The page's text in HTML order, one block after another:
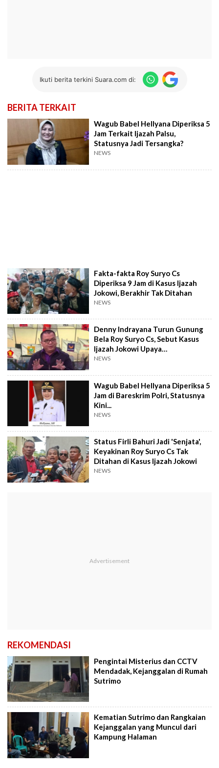
Ikuti berita terkini Suara.com di:
BERITA TERKAIT
Wagub Babel Hellyana Diperiksa 5
Jam Terkait Ijazah Palsu,
Statusnya Jadi Tersangka?
NEWS
Fakta-fakta Roy Suryo Cs
Diperiksa 9 Jam di Kasus Ijazah
Jokowi, Berakhir Tak Ditahan
NEWS
Denny Indrayana Turun Gunung
Bela Roy Suryo Cs, Sebut Kasus
Ijazah Jokowi Upaya
Pembungkaman Kritis
NEWS
Wagub Babel Hellyana Diperiksa 5
Jam di Bareskrim Polri, Statusnya
Kini...
NEWS
Status Firli Bahuri Jadi 'Senjata',
Keyakinan Roy Suryo Cs Tak
Ditahan di Kasus Ijazah Jokowi
NEWS
REKOMENDASI
Pengintai Misterius dan CCTV
Mendadak, Kejanggalan di Rumah
Sutrimo
Kematian Sutrimo dan Rangkaian
Kejanggalan yang Muncul dari
Kampung Halaman